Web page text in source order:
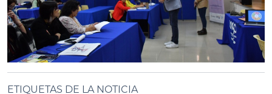
ETIQUETAS DE LA NOTICIA